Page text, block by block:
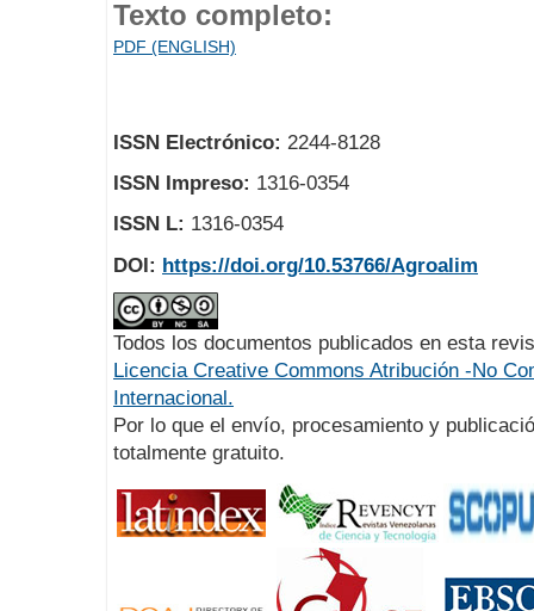
Texto completo:
PDF (ENGLISH)
ISSN Electrónico: 2244-8128
ISSN Impreso: 1316-0354
ISSN L: 1316-0354
DOI: https://doi.org/10.53766/Agroalim
Todos los documentos publicados en esta
Licencia Creative Commons Atribución -No
Internacional.
Por lo que el envío, procesamiento y
totalmente gratuito.